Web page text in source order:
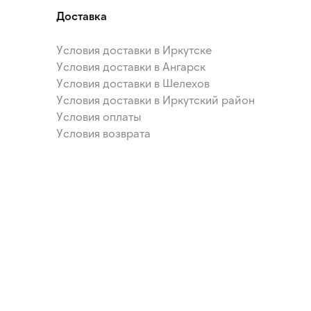
Доставка
Условия доставки в Иркутске
Условия доставки в Ангарск
Условия доставки в Шелехов
Условия доставки в Иркутский район
Условия оплаты
Условия возврата